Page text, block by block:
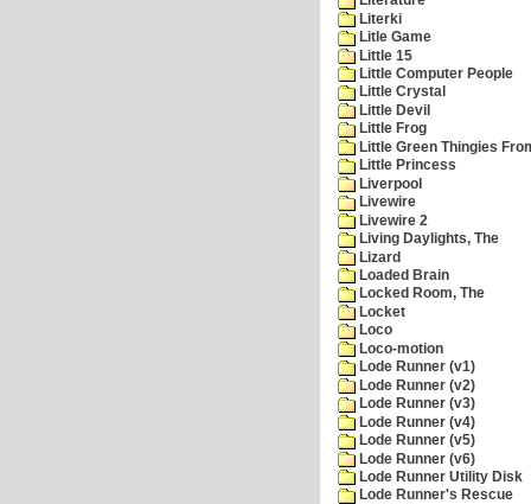
Literki
Litle Game
Little 15
Little Computer People
Little Crystal
Little Devil
Little Frog
Little Green Thingies
Little Princess
Liverpool
Livewire
Livewire 2
Living Daylights, The
Lizard
Loaded Brain
Locked Room, The
Locket
Loco
Loco-motion
Lode Runner (v1)
Lode Runner (v2)
Lode Runner (v3)
Lode Runner (v4)
Lode Runner (v5)
Lode Runner (v6)
Lode Runner Utility Disk
Lode Runner's Rescue